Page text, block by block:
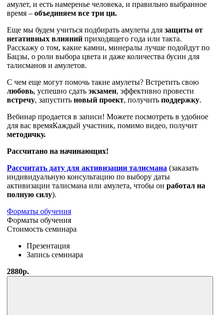
амулет, и есть намеренье человека, и правильно выбранное
время – объединяем все три ци.
Еще мы будем учиться подбирать амулеты для защиты от
негативных влияний приходящего года или такта.
Расскажу о том, какие камни, минералы лучше подойдут по
Бацзы, о роли выбора цвета и даже количества бусин для
талисманов и амулетов.
С чем еще могут помочь такие амулеты? Встретить свою
любовь, успешно сдать экзамен, эффективно провести
встречу, запустить новый проект, получить поддержку.
Вебинар продается в записи! Можете посмотреть в удобное
для вас времяКаждый участник, помимо видео, получит
методичку.
Рассчитано на начинающих!
Рассчитать дату для активизации талисмана (заказать
индивидуальную консультацию по выбору даты
активизации талисмана или амулета, чтобы он работал на
полную силу).
Форматы обучения
Форматы обучения
Стоимость семинара
Презентация
Запись семинара
2880р.